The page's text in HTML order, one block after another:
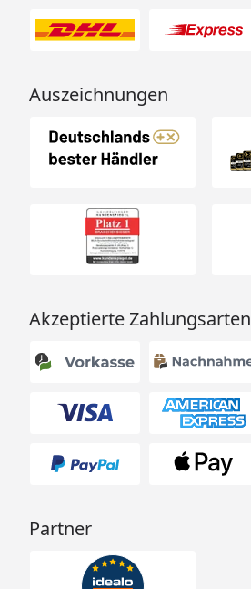
Auszeichnungen
Akzeptierte Zahlungsarten
Partner